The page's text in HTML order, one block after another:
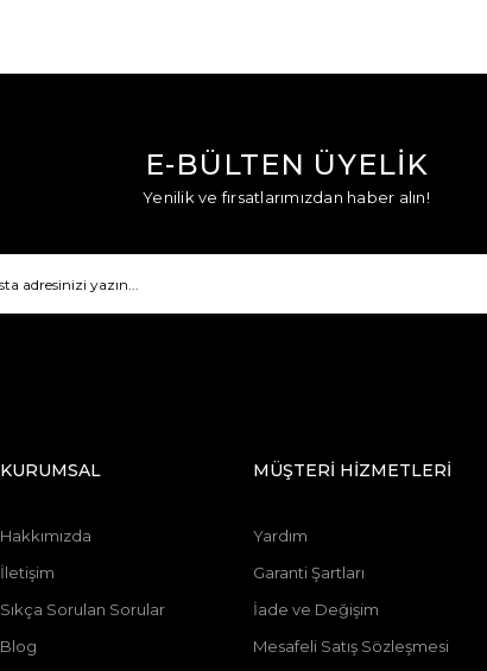
E-BÜLTEN ÜYELİK
Yenilik ve fırsatlarımızdan haber alın!
KURUMSAL
Hakkımızda
İletişim
Sıkça Sorulan Sorular
Blog
MÜŞTERİ HİZMETLERİ
Yardım
Garanti Şartları
İade ve Değişim
Mesafeli Satış Sözleşmesi